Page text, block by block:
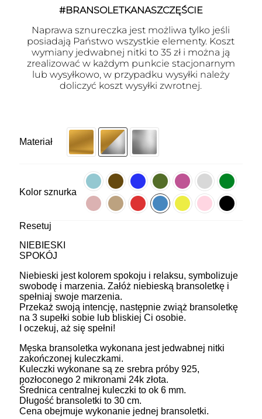
#BRANSOLETKANASZCZĘŚCIE
Naprawa sznureczka jest możliwa tylko jeśli
posiadają Państwo wszystkie elementy. Koszt
wymiany jedwabnej nitki to 35 zł i można ją
zrealizować w każdym punkcie stacjonarnym
lub wysyłkowo, w przypadku wysyłki należy
doliczyć koszt wysyłki zwrotnej.
Materiał
Kolor sznurka
Resetuj
NIEBIESKI
SPOKÓJ
Niebieski jest kolorem spokoju i relaksu, symbolizuje
swobodę i marzenia. Załóż niebieską bransoletkę i
spełniaj swoje marzenia.
Przekaż swoją intencję, następnie zwiąż bransoletkę
na 3 supełki sobie lub bliskiej Ci osobie.
I oczekuj, aż się spełni!
Męska bransoletka wykonana jest jedwabnej nitki
zakończonej kuleczkami.
Kuleczki wykonane są ze srebra próby 925,
pozłoconego 2 mikronami 24k złota.
Średnica centralnej kuleczki to ok 6 mm.
Długość bransoletki to 30 cm.
Cena obejmuje wykonanie jednej bransoletki.